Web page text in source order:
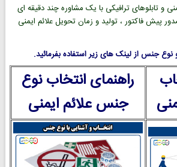
و تابلوهای ترافیکی با یک مشاوره چند دقیقه ای
پیش فاکتور ، تولید و زمان تحویل علائم ایمنی
جنس از لینک های زیر استفاده بفرمائید.
راهنمای انتخاب نوع
جنس علائم ایمنی